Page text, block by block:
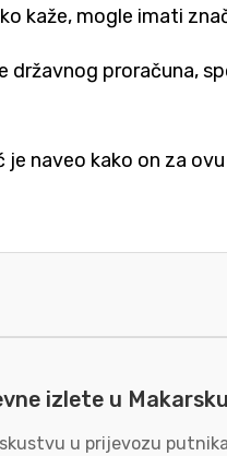
kaže, mogle imati
proračuna,
naveo kako on za
izlete u Makarsku
u prijevozu